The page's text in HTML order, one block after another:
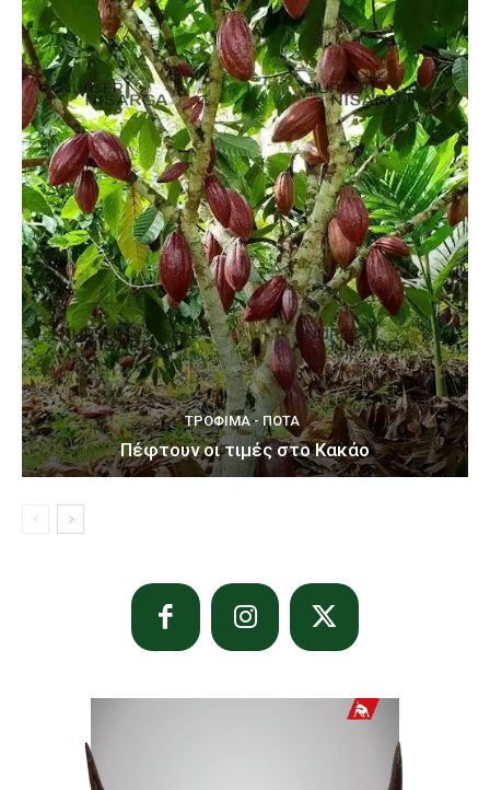
ΤΡΌΦΙΜΑ - ΠΟΤΆ
Πέφτουν οι τιμές στο Κακάο